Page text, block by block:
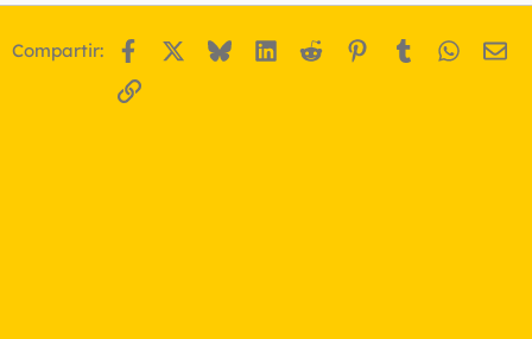
Compartir: Facebook BlueskyLinkedIn
Reddit Pinterest
Tumblr
Enlace